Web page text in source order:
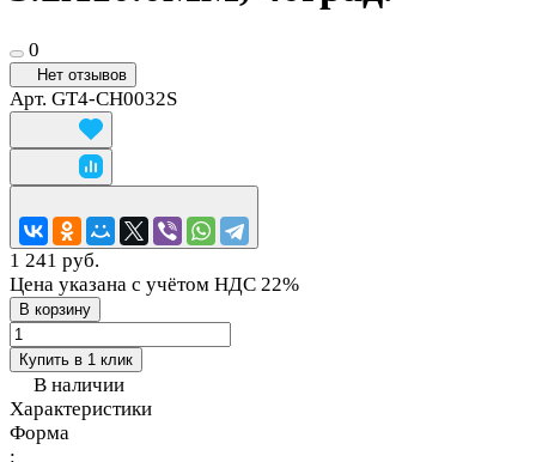
0
Нет отзывов
Арт. GT4-CH0032S
1 241 руб.
Цена указана с учётом НДС 22%
В корзину
Купить в 1 клик
В наличии
Характеристики
Форма
: